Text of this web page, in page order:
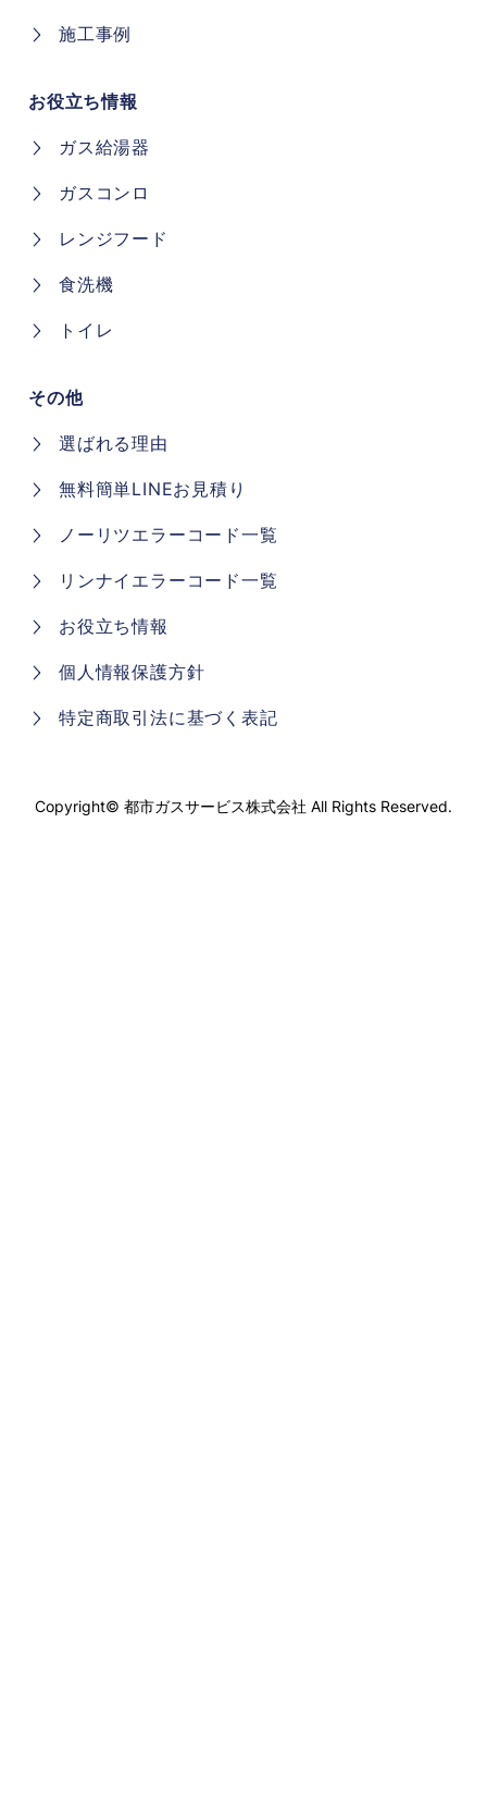
Copyright© 都市ガスサービス株式会社 All Rights Reserved.
お役立ち情報
トイレ
食洗機
レンジフード
ガスコンロ
ガス給湯器
施工事例
個人情報保護方針
お役立ち情報
リンナイエラーコード一覧
ノーリツエラーコード一覧
無料簡単LINEお見積り
選ばれる理由
その他
特定商取引法に基づく表記